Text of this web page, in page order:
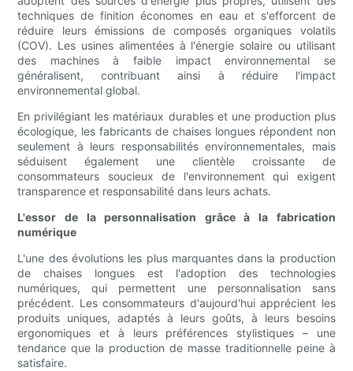
techniques de finition économes en eau et s'efforcent de
réduire leurs émissions de composés organiques volatils
(COV). Les usines alimentées à l'énergie solaire ou utilisant
des machines à faible impact environnemental se
généralisent, contribuant ainsi à réduire l'impact
environnemental global.
En privilégiant les matériaux durables et une production plus
écologique, les fabricants de chaises longues répondent non
seulement à leurs responsabilités environnementales, mais
séduisent également une clientèle croissante de
consommateurs soucieux de l'environnement qui exigent
transparence et responsabilité dans leurs achats.
L'essor de la personnalisation grâce à la fabrication
numérique
L'une des évolutions les plus marquantes dans la production
de chaises longues est l'adoption des technologies
numériques, qui permettent une personnalisation sans
précédent. Les consommateurs d'aujourd'hui apprécient les
produits uniques, adaptés à leurs goûts, à leurs besoins
ergonomiques et à leurs préférences stylistiques – une
tendance que la production de masse traditionnelle peine à
satisfaire.